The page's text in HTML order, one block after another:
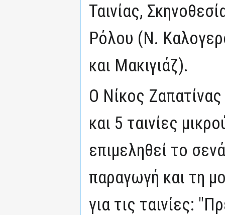
Ταινίας,
Ρόλου (Ν.
και Μακιγιάζ).
Ο Νίκος
και 5 ταινίες
επιμεληθεί το
παραγωγή και τη
για τις ταινίες: